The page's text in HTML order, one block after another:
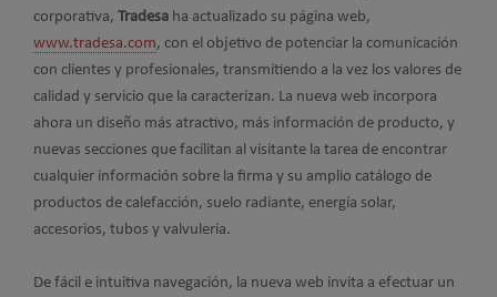
corporativa, Tradesa ha actualizado su página web,
www.tradesa.com, con el objetivo de potenciar la comunicación
con clientes y profesionales, transmitiendo a la vez los valores de
calidad y servicio que la caracterizan. La nueva web incorpora
ahora un diseño más atractivo, más información de producto, y
nuevas secciones que facilitan al visitante la tarea de encontrar
cualquier información sobre la firma y su amplio catálogo de
productos de calefacción, suelo radiante, energía solar,
accesorios, tubos y valvulería.
De fácil e intuitiva navegación, la nueva web invita a efectuar un